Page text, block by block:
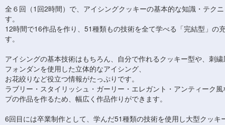
全６回（1回2時間）で、アイシングクッキーの基本的な知識・テク
す。
12時間で16作品を作り、51種類もの技術を全て学べる「完結型」の
す。
アイシングの基本技術はもちろん、自分で作れるクッキー型や、刺
フォンダンを使用した立体的なアイシング、
お花絞りなど役立つ情報がたっぷりです。
ラブリー・スタイリッシュ・ガーリー・エレガント・アンティーク
プの作品を作るため、幅広く作品作りができます。
6回目には卒業制作として、学んだ51種類の技術を使用し大型クッ